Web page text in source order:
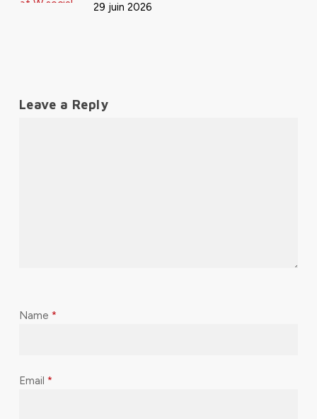
29 juin 2026
Leave a Reply
Name *
Email *